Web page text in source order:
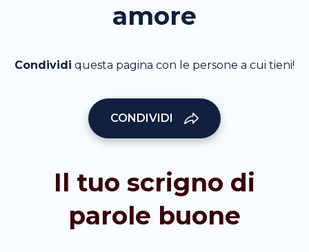
amore
Condividi questa pagina con le persone a cui tieni!
CONDIVIDI
Il tuo scrigno di
parole buone